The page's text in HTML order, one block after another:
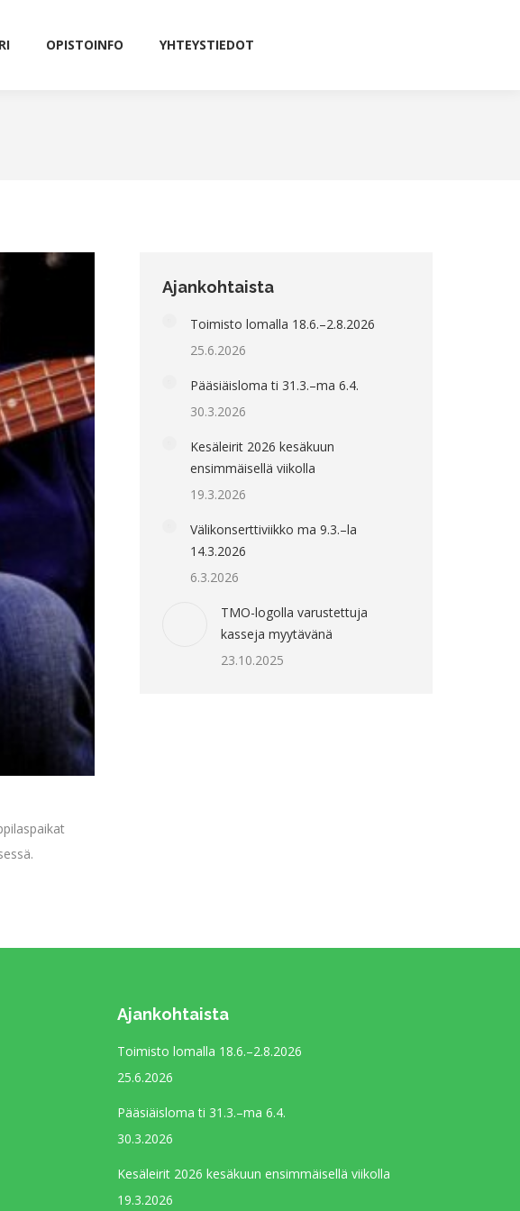
OPISTOINFO YHTEYSTIEDOT
Ajankohtaista
Toimisto lomalla 18.6.–2.8.2026
25.6.2026
Pääsiäisloma ti 31.3.–ma 6.4.
30.3.2026
Kesäleirit 2026 kesäkuun
ensimmäisellä viikolla
19.3.2026
Välikonserttiviikko ma 9.3.–la
14.3.2026
6.3.2026
TMO-logolla varustettuja
kasseja myytävänä
23.10.2025
Ajankohtaista
Toimisto lomalla 18.6.–2.8.2026
25.6.2026
Pääsiäisloma ti 31.3.–ma 6.4.
30.3.2026
Kesäleirit 2026 kesäkuun ensimmäisellä viikolla
19.3.2026